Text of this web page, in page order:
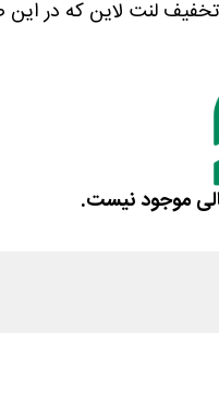
لنت لاین که در
موجود نیست.